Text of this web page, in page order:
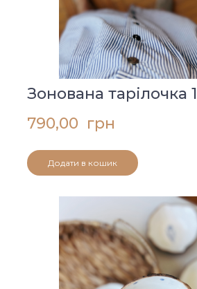
Зонована тарілочка
790,00  грн
Додати в кошик